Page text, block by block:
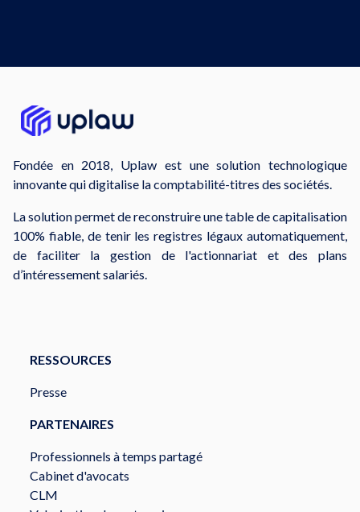
Fondée en 2018, Uplaw est une solution technologique
innovante qui digitalise la comptabilité-titres des sociétés.
La solution permet de reconstruire une table de capitalisation
100% fiable, de tenir les registres légaux automatiquement,
de faciliter la gestion de l'actionnariat et des plans
d’intéressement salariés.
RESSOURCES
Presse
PARTENAIRES
Professionnels à temps partagé
Cabinet d'avocats
CLM